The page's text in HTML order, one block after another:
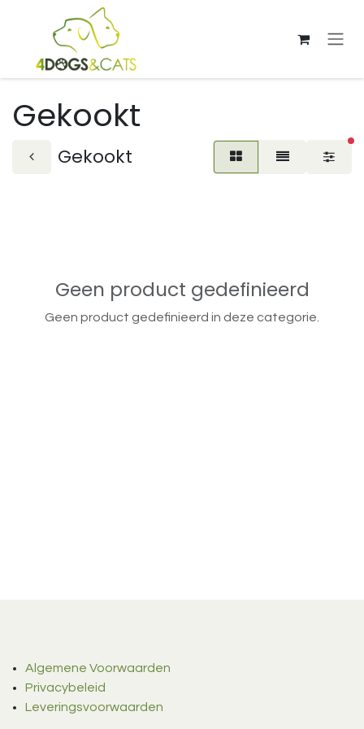
Overslaan naar inhoud
Gekookt
Gekookt
Geen product gedefinieerd
Geen product gedefinieerd in deze categorie.
Algemene Voorwaarden
Privacybeleid
Leveringsvoorwaarden